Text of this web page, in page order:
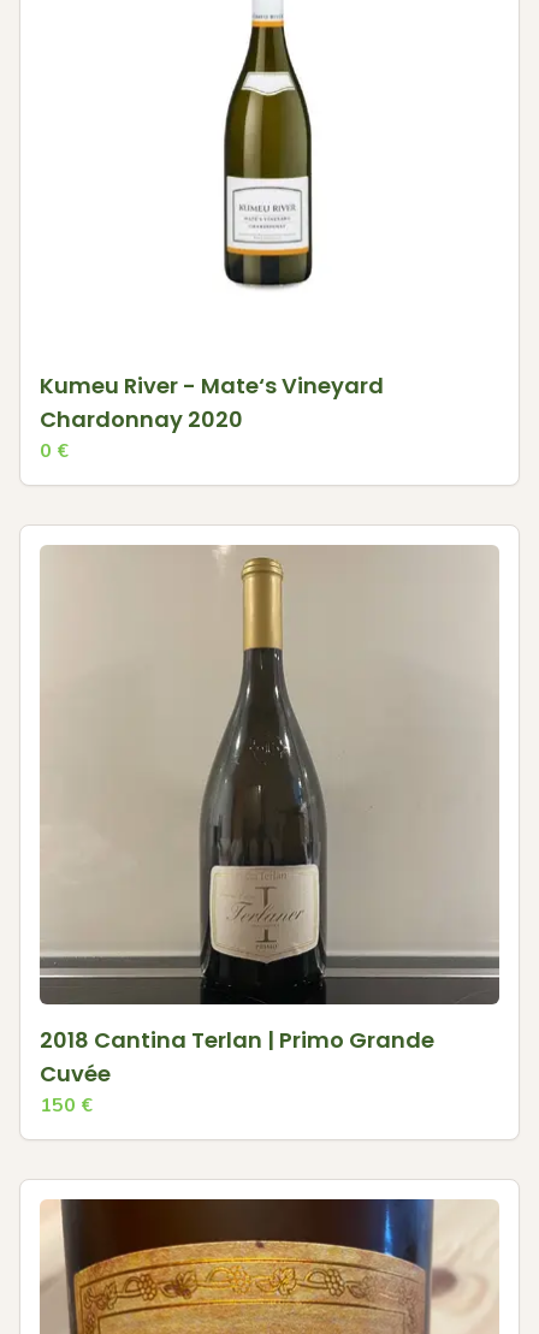
Kumeu River - Mate‘s Vineyard
Chardonnay 2020
0 €
2018 Cantina Terlan | Primo Grande
Cuvée
150 €